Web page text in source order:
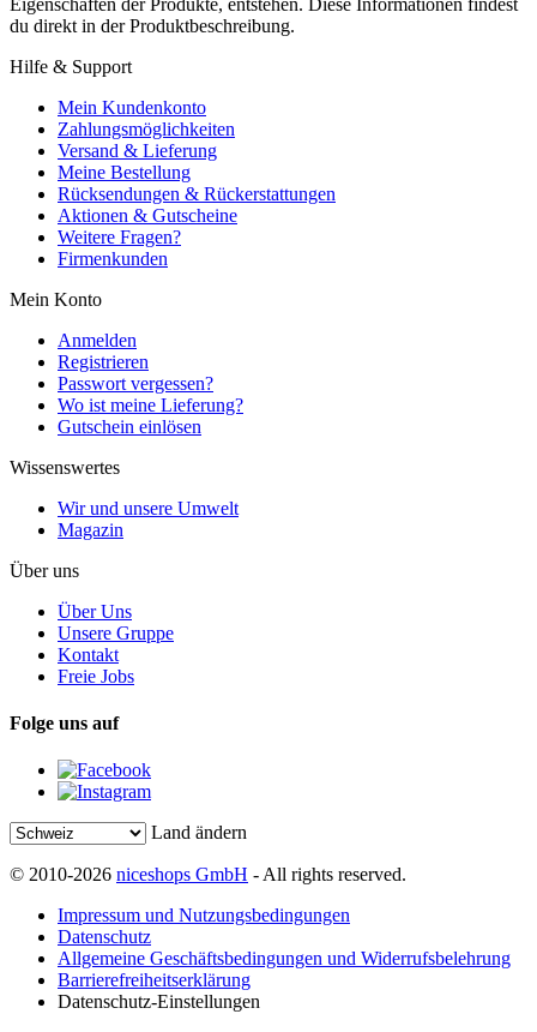
du direkt in der Produktbeschreibung.
Hilfe & Support
Mein Kundenkonto
Zahlungsmöglichkeiten
Versand & Lieferung
Meine Bestellung
Rücksendungen & Rückerstattungen
Aktionen & Gutscheine
Weitere Fragen?
Firmenkunden
Mein Konto
Anmelden
Registrieren
Passwort vergessen?
Wo ist meine Lieferung?
Gutschein einlösen
Wissenswertes
Wir und unsere Umwelt
Magazin
Über uns
Über Uns
Unsere Gruppe
Kontakt
Freie Jobs
Folge uns auf
Land ändern
© 2010-2026 niceshops GmbH - All rights reserved.
Impressum und Nutzungsbedingungen
Datenschutz
Allgemeine Geschäftsbedingungen und Widerrufsbelehrung
Barrierefreiheitserklärung
Datenschutz-Einstellungen